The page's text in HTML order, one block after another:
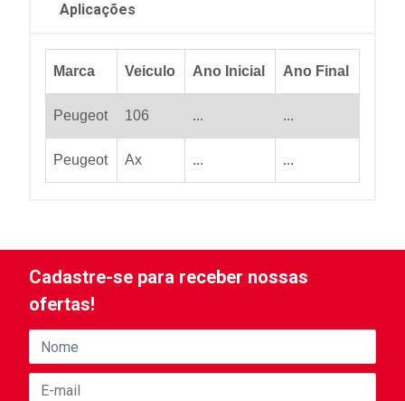
Aplicações
Marca Veiculo Ano Inicial Ano Final
Peugeot 106 ... ...
Peugeot Ax ... ...
Cadastre-se para receber nossas
ofertas!